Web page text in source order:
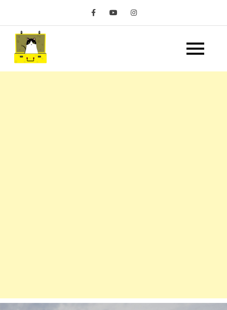
content
嘿 我要旅行 Hey Travel
Life